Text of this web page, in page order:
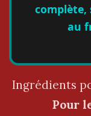
complète,
au
Ingrédients
Pour